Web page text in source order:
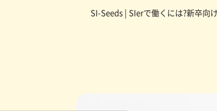
SI-Seeds | SIerで働くには?新卒向